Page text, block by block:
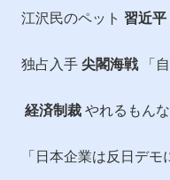
江沢民のペット 習近平
独占入手 尖閣海戦 「
経済制裁 やれるもん
「日本企業は反日デモ